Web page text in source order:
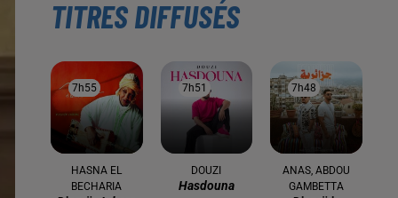
À LA UNE
16 mai 2024
Baya: La Muse Algérienne Qui a
Charmé le Monde